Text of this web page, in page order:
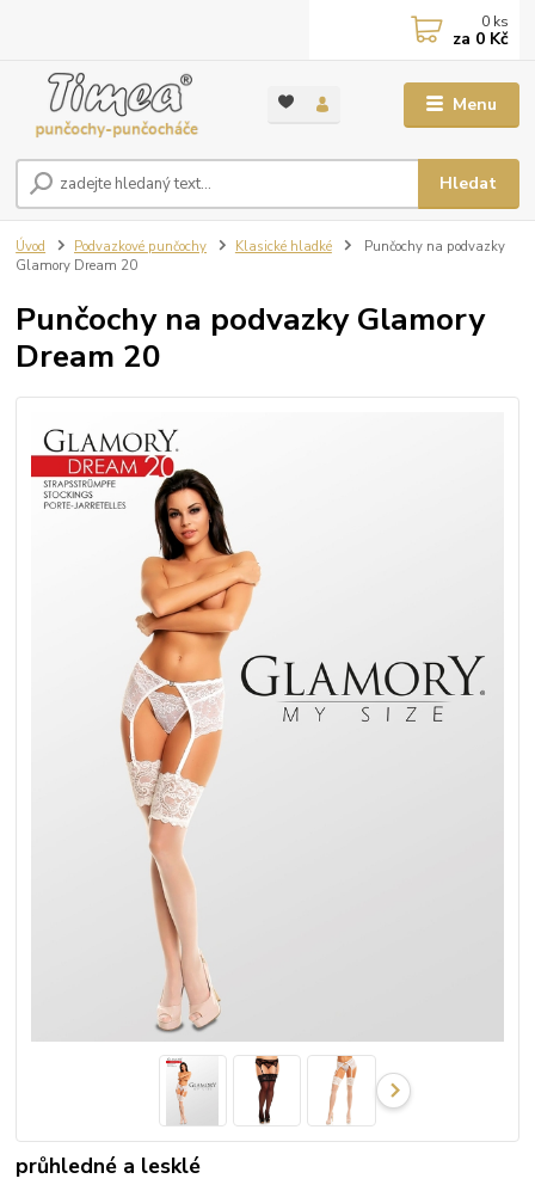
Menu
Hledat
0 ks
za 0 Kč
Úvod Podvazkové punčochy Klasické hladké
Punčochy na podvazky
Glamory Dream 20
Punčochy na podvazky Glamory
Dream 20
průhledné a lesklé